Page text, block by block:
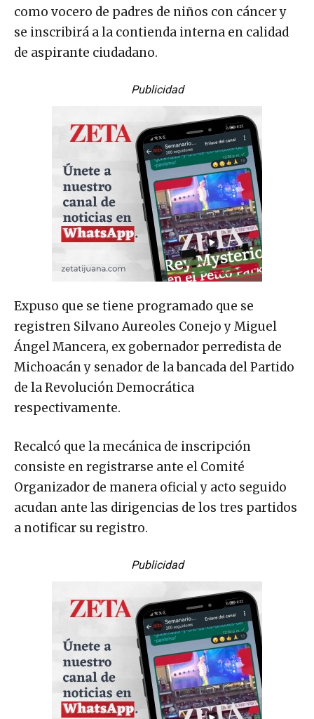
como vocero de padres de niños con cáncer y
se inscribirá a la contienda interna en calidad
de aspirante ciudadano.
Publicidad
Expuso que se tiene programado que se
registren Silvano Aureoles Conejo y Miguel
Ángel Mancera, ex gobernador perredista de
Michoacán y senador de la bancada del Partido
de la Revolución Democrática
respectivamente.
Recalcó que la mecánica de inscripción
consiste en registrarse ante el Comité
Organizador de manera oficial y acto seguido
acudan ante las dirigencias de los tres partidos
a notificar su registro.
Publicidad